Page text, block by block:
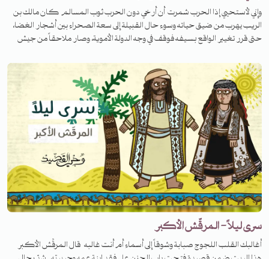
وإني لأستحيي إذا الحرب شمرت أن أرخي دون الحرب ثوب المسالم كان مالك بن
الريب يهرب من ضيق حياته وسوء حال القبيلة إلى سعة الصحراء بين أشجار الغضا،
حتى قرر تغيير الواقع بسيفه فوقف في وجه الدولة الأموية، وصار ملاحقاً من جيش
لقائه سعيداً بن عثمان. استمعوا إلى الحلقة لتعرفوا قصته.
سرى ليلاً - المرقّش الأكبر
أغالبك القلب اللجوج صبابة وشوقاً إلى أسماء أم أنت غالبه قال المرقِّش الأكبر